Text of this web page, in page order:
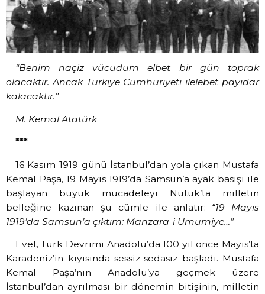
“Benim naçiz vücudum elbet bir gün toprak
olacaktır. Ancak Türkiye Cumhuriyeti ilelebet payidar
kalacaktır.”
M. Kemal Atatürk
***
16 Kasım 1919 günü İstanbul’dan yola çıkan Mustafa
Kemal Paşa, 19 Mayıs 1919’da Samsun’a ayak basışı ile
başlayan büyük mücadeleyi Nutuk’ta milletin
belleğine kazınan şu cümle ile anlatır: “19 Mayıs
1919’da Samsun’a çıktım: Manzara-i Umumiye…”
Evet, Türk Devrimi Anadolu’da 100 yıl önce Mayıs’ta
Karadeniz’in kıyısında sessiz-sedasız başladı. Mustafa
Kemal Paşa’nın Anadolu’ya geçmek üzere
İstanbul’dan ayrılması bir dönemin bitişinin, milletin